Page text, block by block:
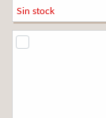
Sin stock